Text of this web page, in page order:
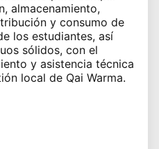
almacenamiento,
y consumo de
los estudiantes, así
sólidos, con el
y asistencia técnica
local de Qai Warma.